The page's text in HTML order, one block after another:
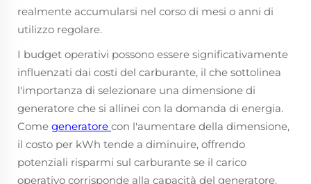
realmente accumularsi nel corso di mesi o anni di
utilizzo regolare.
I budget operativi possono essere significativamente
influenzati dai costi del carburante, il che sottolinea
l'importanza di selezionare una dimensione di
generatore che si allinei con la domanda di energia.
Come generatore con l'aumentare della dimensione,
il costo per kWh tende a diminuire, offrendo
potenziali risparmi sul carburante se il carico
operativo corrisponde alla capacità del generatore.